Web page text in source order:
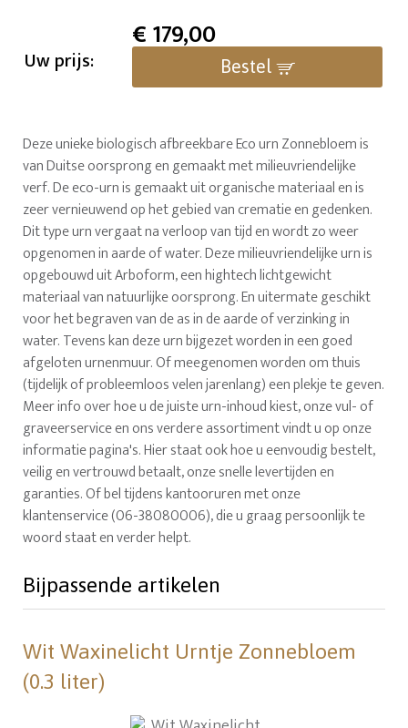
Uw prijs:
€179,00
Bestel
Deze unieke biologisch afbreekbare Eco urn Zonnebloem is
van Duitse oorsprong en gemaakt met milieuvriendelijke
verf. De eco-urn is gemaakt uit organische materiaal en is
zeer vernieuwend op het gebied van crematie en gedenken.
Dit type urn vergaat na verloop van tijd en wordt zo weer
opgenomen in aarde of water. Deze milieuvriendelijke urn is
opgebouwd uit Arboform, een hightech lichtgewicht
materiaal van natuurlijke oorsprong. En uitermate geschikt
voor het begraven van de as in de aarde of verzinking in
water. Tevens kan deze urn bijgezet worden in een goed
afgeloten urnenmuur. Of meegenomen worden om thuis
(tijdelijk of probleemloos velen jarenlang) een plekje te geven.
Meer info over hoe u de juiste urn-inhoud kiest, onze vul- of
graveerservice en ons verdere assortiment vindt u op onze
informatie pagina's. Hier staat ook hoe u eenvoudig bestelt,
veilig en vertrouwd betaalt, onze snelle levertijden en
garanties. Of bel tijdens kantooruren met onze
klantenservice (06-38080006), die u graag persoonlijk te
woord staat en verder helpt.
Bijpassende artikelen
Wit Waxinelicht Urntje Zonnebloem
(0.3 liter)